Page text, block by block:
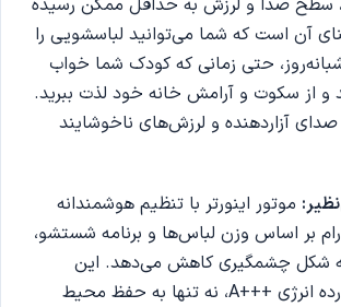
آن است که شما می‌توانید لباسشویی را
حتی زمانی که کودک شما خواب
و از سکوت و آرامش خانه خود لذت ببرید.
آزاردهنده و لرزش‌های ناخوشایند
موتور اینورتر با تنظیم هوشمندانه
بر اساس وزن لباس‌ها و برنامه شستشو،
شکل چشمگیری کاهش می‌دهد. این
دستگاه با کسب رده انرژی +++A، نه تنها به حفظ محیط